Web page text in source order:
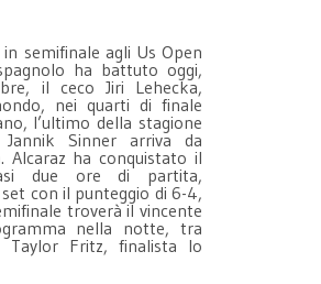
semifinale agli Us Open
ha battuto oggi,
il ceco Jiri Lehecka,
nei quarti di finale
l’ultimo della stagione
Sinner arriva da
Alcaraz ha conquistato il
due ore di partita,
con il punteggio di 6-4,
troverà il vincente
nella notte, tra
Taylor Fritz, finalista lo